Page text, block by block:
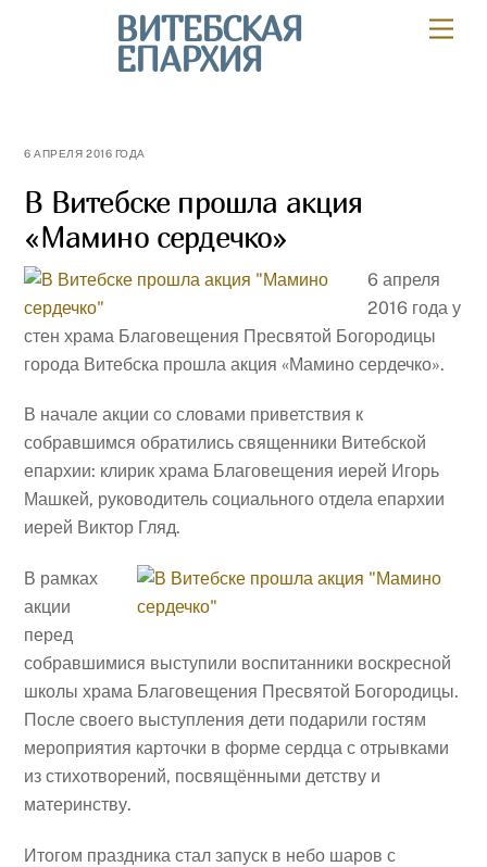
ВИТЕБСКАЯ
ЕПАРХИЯ
6 АПРЕЛЯ 2016 ГОДА
В Витебске прошла акция
«Мамино сердечко»
6 апреля
2016 года у
стен храма Благовещения Пресвятой Богородицы
города Витебска прошла акция «Мамино сердечко».
В начале акции со словами приветствия к
собравшимся обратились священники Витебской
епархии: клирик храма Благовещения иерей Игорь
Машкей, руководитель социального отдела епархии
иерей Виктор Гляд.
В рамках
акции
перед
собравшимися выступили воспитанники воскресной
школы храма Благовещения Пресвятой Богородицы.
После своего выступления дети подарили гостям
мероприятия карточки в форме сердца с отрывками
из стихотворений, посвящёнными детству и
материнству.
Итогом праздника стал запуск в небо шаров с